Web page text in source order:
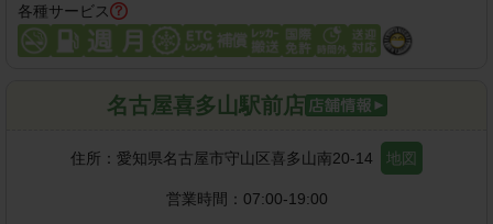
各種サービス
名古屋喜多山駅前店
住所： 愛知県名古屋市守山区喜多山南20-14 地図
営業時間： 07:00-19:00